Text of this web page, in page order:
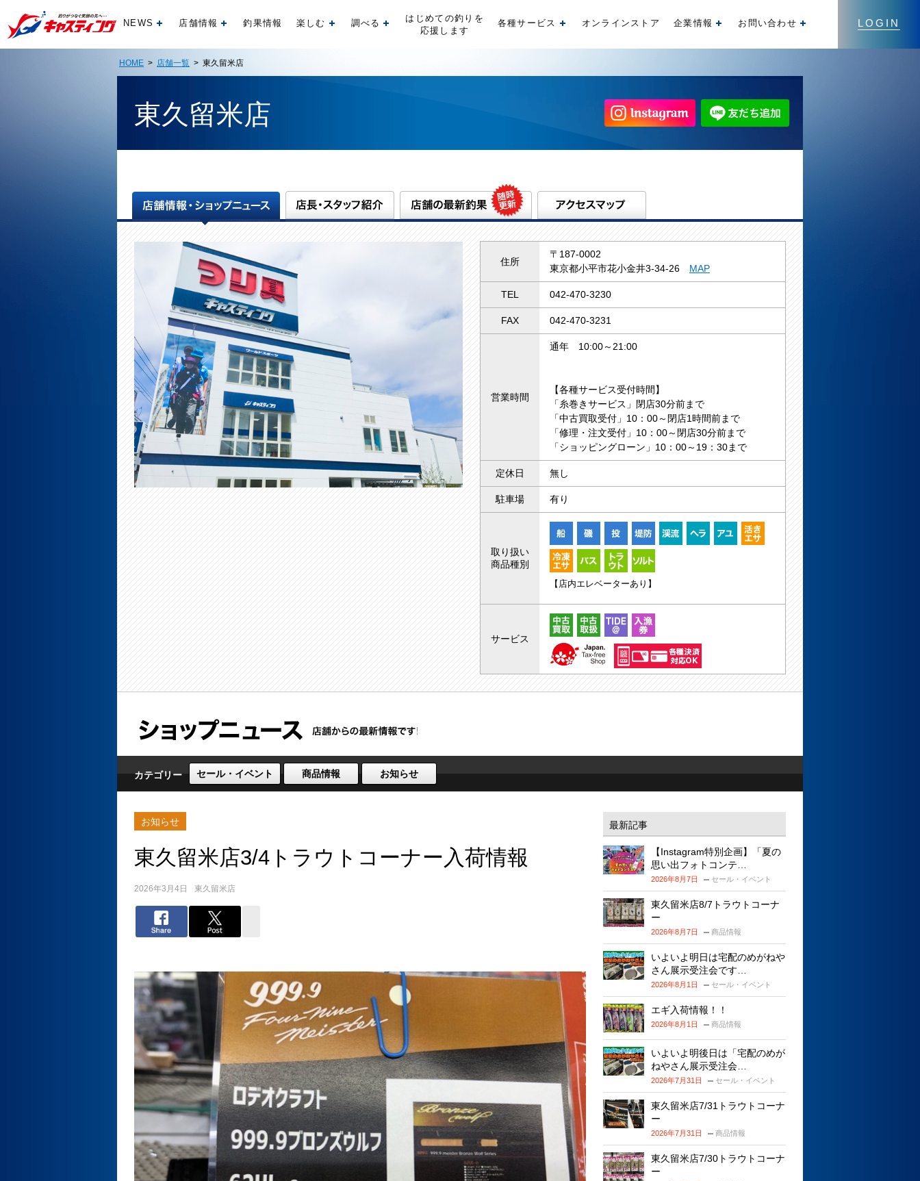
LOGIN
NEWS 開く店舗情報 開く釣果情報 楽しむ 開く調べる 開く
はじめての釣りを
応援します
各種サービス 開くオンラインストア 企業情報 開くお問い合わせ
HOME > 店舗一覧 > 東久留米店
東久留米店
住所
〒187-0002
東京都小平市花小金井3-34-26 MAP
TEL 042-470-3230
FAX 042-470-3231
営業時間
通年 10:00～21:00
【各種サービス受付時間】
「糸巻きサービス」閉店30分前まで
「中古買取受付」10：00～閉店1時間前まで
「修理・注文受付」10：00～閉店30分前まで
「ショッピングローン」10：00～19：30まで
定休日 無し
駐車場 有り
取り扱い
商品種別
【店内エレベーターあり】
サービス
カテゴリー セール・イベント 商品情報 お知らせ
お知らせ
東久留米店3/4トラウトコーナー入荷情報
2026年3月4日 東久留米店
最新記事
【Instagram特別企画】「夏の
思い出フォトコンテ…
2026年8月7日 セール・イベント
東久留米店8/7トラウトコーナ
ー
2026年8月7日 商品情報
いよいよ明日は宅配のめがねや
さん展示受注会です…
2026年8月1日 セール・イベント
エギ入荷情報！！
2026年8月1日 商品情報
いよいよ明後日は「宅配のめが
ねやさん展示受注会…
2026年7月31日 セール・イベント
東久留米店7/31トラウトコーナ
ー
2026年7月31日 商品情報
東久留米店7/30トラウトコーナ
ー